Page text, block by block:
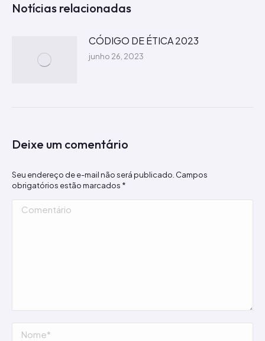
Notícias relacionadas
CÓDIGO DE ÉTICA 2023
junho 26, 2023
Deixe um comentário
Seu endereço de e-mail não será publicado. Campos
obrigatórios estão marcados *
Comentário
Nome *